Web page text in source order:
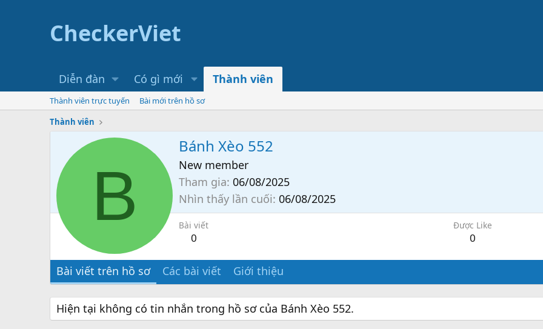
CheckerViet
Diễn đàn Có gì mới Thành viên
Thành viên trực tuyến
Bài mới trên hồ sơ
Thành viên
B
Bánh Xèo 552
New member
Tham gia 06/08/2025
Nhìn thấy lần cuối 06/08/2025
Bài viết
0
Được Like
0
Bài viết trên hồ sơ Các bài viết Giới thiệu
Hiện tại không có tin nhắn trong hồ sơ của Bánh Xèo 552.